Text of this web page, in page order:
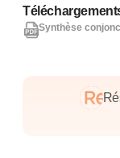
Synthèse